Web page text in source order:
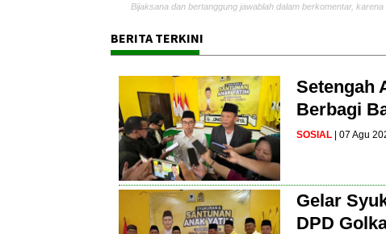
Bijaksana dan bertanggung jawablah dalam berkomentar,
BERITA TERKINI
Setengah
Berbagi
SOSIAL | 07 Agu
Gelar
DPD